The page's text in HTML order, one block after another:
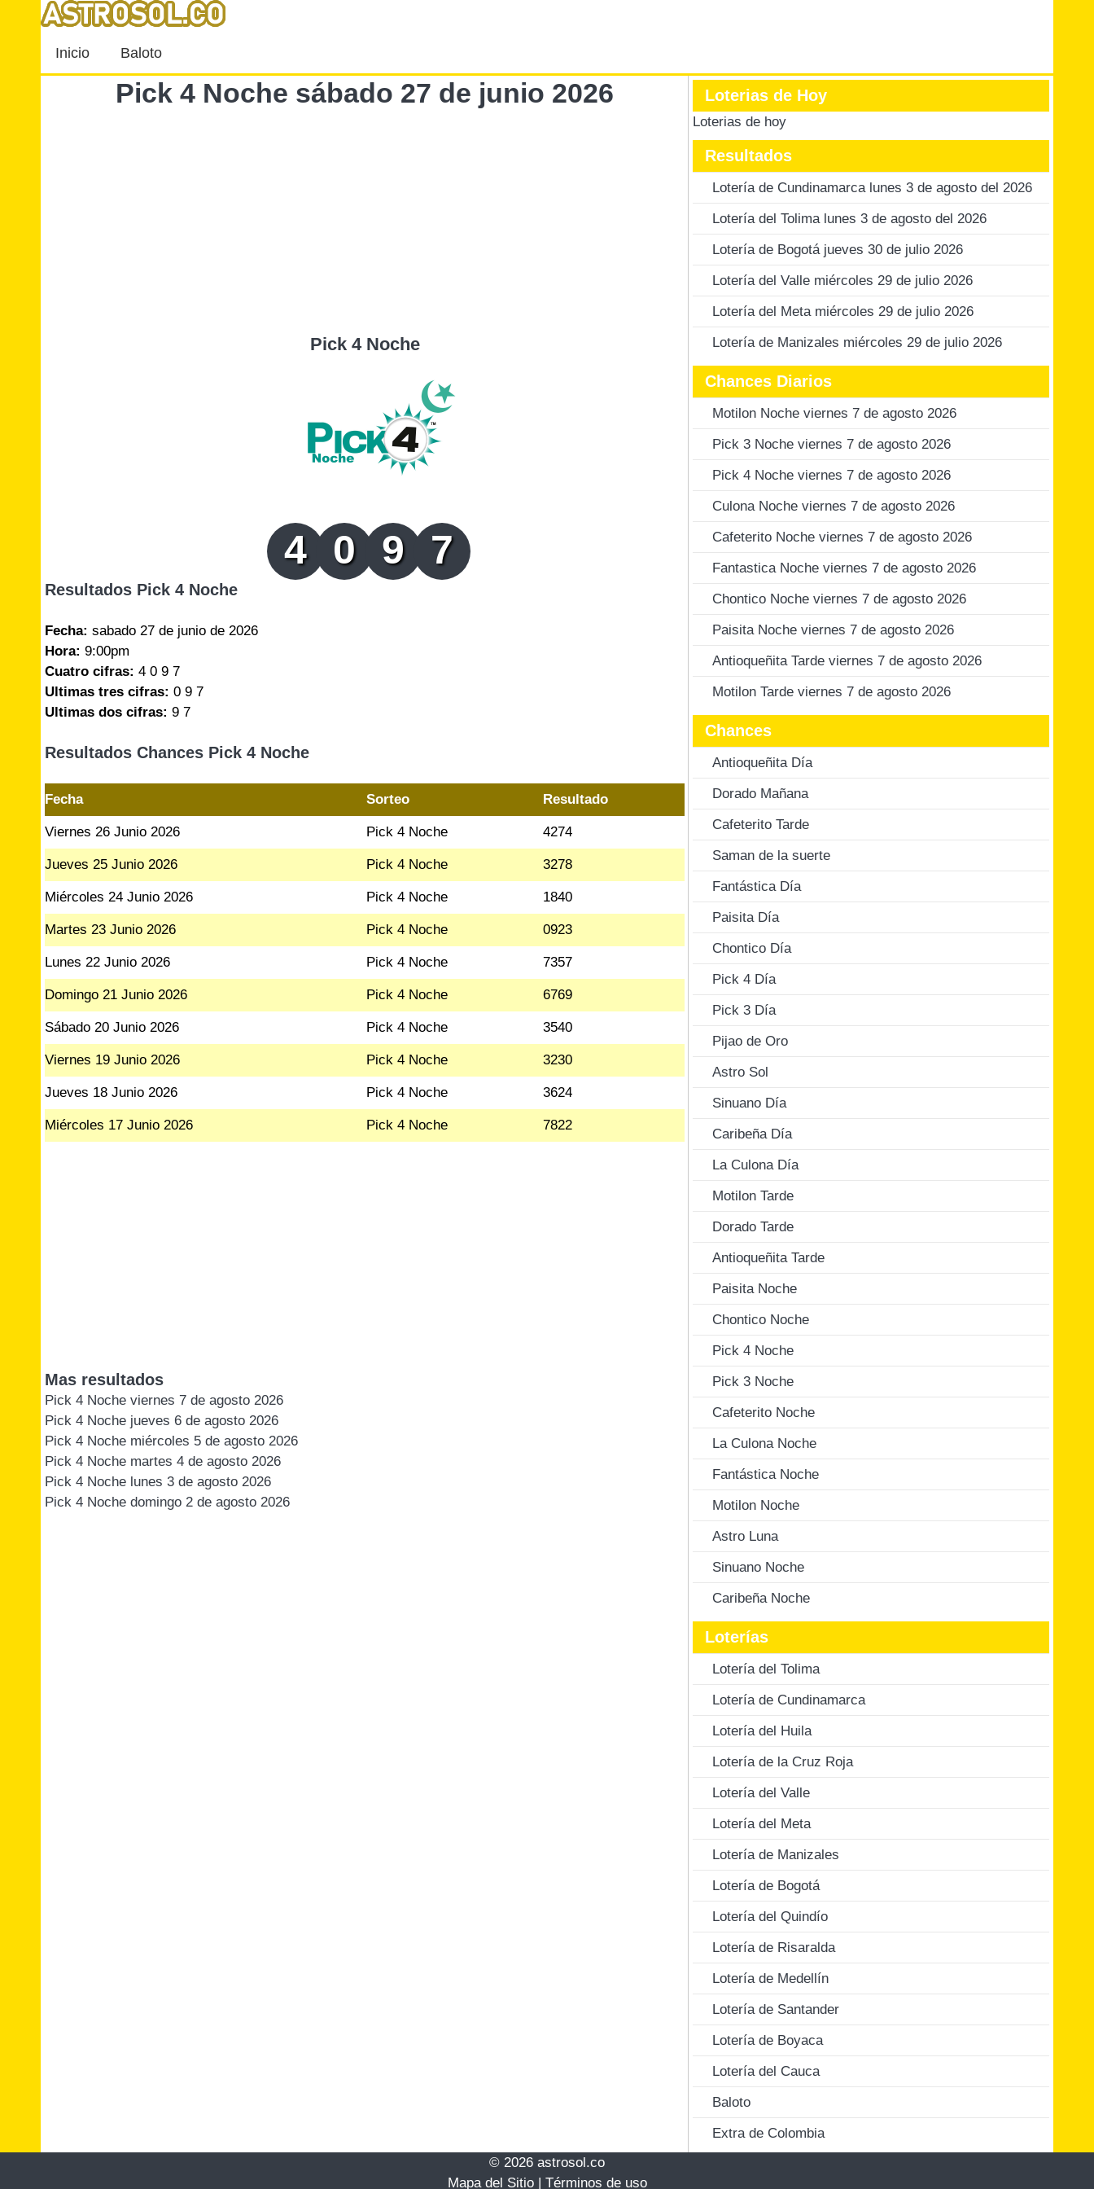
Inicio Baloto
Pick 4 Noche sábado 27 de junio 2026
Pick 4 Noche
4 0 9 7
Resultados Pick 4 Noche
Fecha: sabado 27 de junio de 2026
Hora: 9:00pm
Cuatro cifras: 4 0 9 7
Ultimas tres cifras: 0 9 7
Ultimas dos cifras: 9 7
Resultados Chances Pick 4 Noche
Fecha Sorteo Resultado
Viernes 26 Junio 2026 Pick 4 Noche 4274
Jueves 25 Junio 2026 Pick 4 Noche 3278
Miércoles 24 Junio 2026 Pick 4 Noche 1840
Martes 23 Junio 2026 Pick 4 Noche 0923
Lunes 22 Junio 2026 Pick 4 Noche 7357
Domingo 21 Junio 2026 Pick 4 Noche 6769
Sábado 20 Junio 2026 Pick 4 Noche 3540
Viernes 19 Junio 2026 Pick 4 Noche 3230
Jueves 18 Junio 2026 Pick 4 Noche 3624
Miércoles 17 Junio 2026 Pick 4 Noche 7822
Mas resultados
Pick 4 Noche viernes 7 de agosto 2026
Pick 4 Noche jueves 6 de agosto 2026
Pick 4 Noche miércoles 5 de agosto 2026
Pick 4 Noche martes 4 de agosto 2026
Pick 4 Noche lunes 3 de agosto 2026
Pick 4 Noche domingo 2 de agosto 2026
Loterias de Hoy
Loterias de hoy
Resultados
Lotería de Cundinamarca lunes 3 de agosto del 2026
Lotería del Tolima lunes 3 de agosto del 2026
Lotería de Bogotá jueves 30 de julio 2026
Lotería del Valle miércoles 29 de julio 2026
Lotería del Meta miércoles 29 de julio 2026
Lotería de Manizales miércoles 29 de julio 2026
Chances Diarios
Motilon Noche viernes 7 de agosto 2026
Pick 3 Noche viernes 7 de agosto 2026
Pick 4 Noche viernes 7 de agosto 2026
Culona Noche viernes 7 de agosto 2026
Cafeterito Noche viernes 7 de agosto 2026
Fantastica Noche viernes 7 de agosto 2026
Chontico Noche viernes 7 de agosto 2026
Paisita Noche viernes 7 de agosto 2026
Antioqueñita Tarde viernes 7 de agosto 2026
Motilon Tarde viernes 7 de agosto 2026
Chances
Antioqueñita Día
Dorado Mañana
Cafeterito Tarde
Saman de la suerte
Fantástica Día
Paisita Día
Chontico Día
Pick 4 Día
Pick 3 Día
Pijao de Oro
Astro Sol
Sinuano Día
Caribeña Día
La Culona Día
Motilon Tarde
Dorado Tarde
Antioqueñita Tarde
Paisita Noche
Chontico Noche
Pick 4 Noche
Pick 3 Noche
Cafeterito Noche
La Culona Noche
Fantástica Noche
Motilon Noche
Astro Luna
Sinuano Noche
Caribeña Noche
Loterías
Lotería del Tolima
Lotería de Cundinamarca
Lotería del Huila
Lotería de la Cruz Roja
Lotería del Valle
Lotería del Meta
Lotería de Manizales
Lotería de Bogotá
Lotería del Quindío
Lotería de Risaralda
Lotería de Medellín
Lotería de Santander
Lotería de Boyaca
Lotería del Cauca
Baloto
Extra de Colombia
© 2026 astrosol.co
Mapa del Sitio| Términos de uso